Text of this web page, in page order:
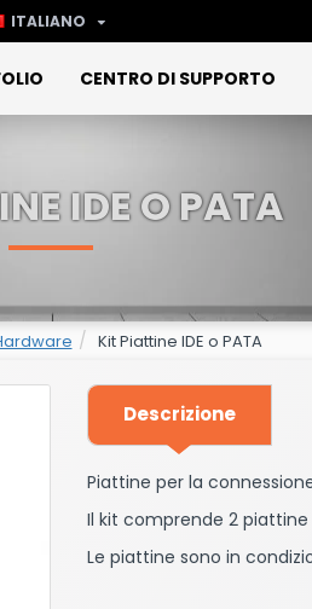
ITALIANO
CENTRO DI SUPPORTO
Kit Piattine IDE o PATA
IDE O PATA
Descrizione
Piattine per la
Il kit comprende 2
Le piattine sono in